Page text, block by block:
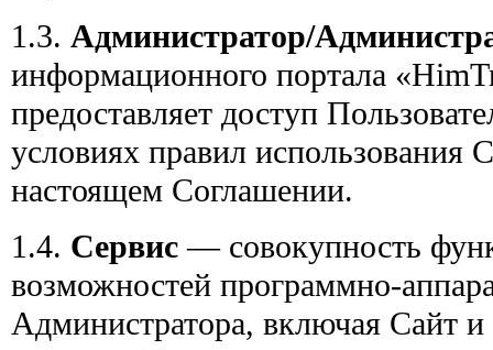
1.3. Администратор/
информационного портала
предоставляет доступ
условиях правил использования
настоящем Соглашении.
1.4. Сервис — совокупность
возможностей программно-
Администратора, включая Сайт и